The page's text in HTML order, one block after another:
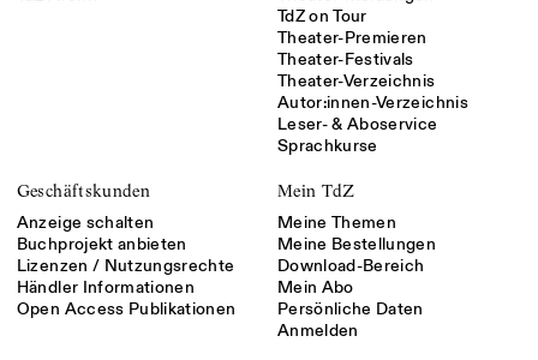
TdZ on Tour
Theater-Premieren
Theater-Festivals
Theater-Verzeichnis
Autor:innen-Verzeichnis
Leser- & Aboservice
Sprachkurse
Geschäftskunden
Anzeige schalten
Buchprojekt anbieten
Lizenzen / Nutzungsrechte
Händler Informationen
Open Access Publikationen
Mein TdZ
Meine Themen
Meine Bestellungen
Download-Bereich
Mein Abo
Persönliche Daten
Anmelden